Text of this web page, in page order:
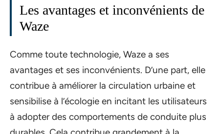
Les avantages et inconvénients de
Waze
Comme toute technologie, Waze a ses
avantages et ses inconvénients. D’une part, elle
contribue à améliorer la circulation urbaine et
sensibilise à l’écologie en incitant les utilisateurs
à adopter des comportements de conduite plus